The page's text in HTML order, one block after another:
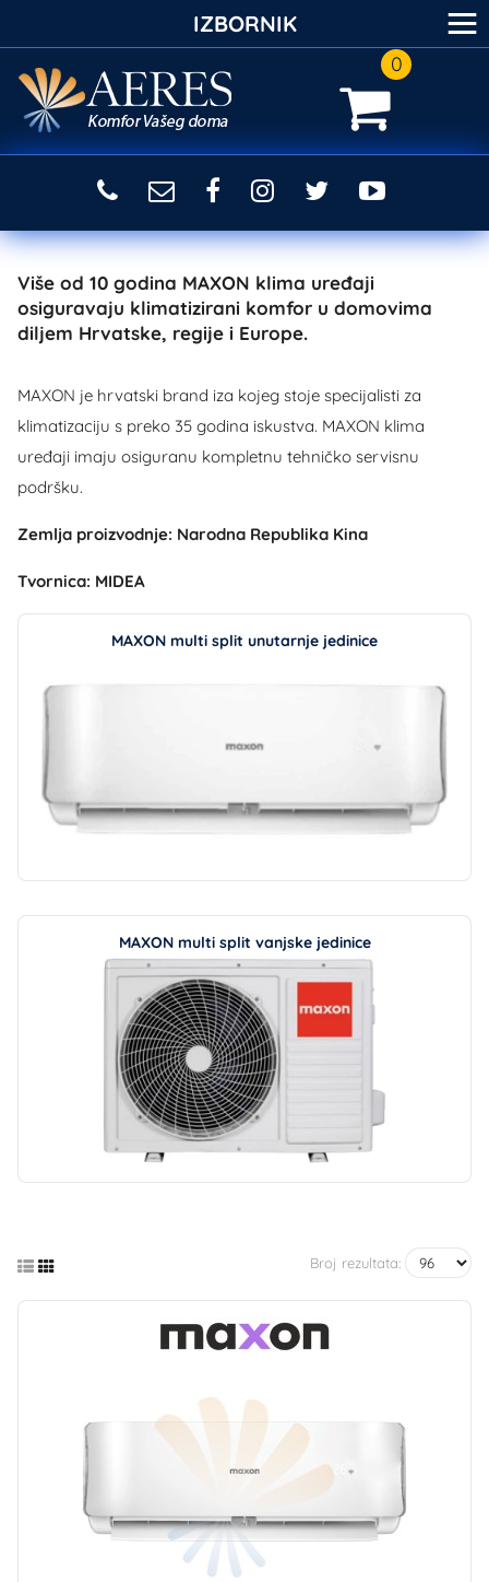
0
Više od 10 godina MAXON klima uređaji
osiguravaju klimatizirani komfor u domovima
diljem Hrvatske, regije i Europe.
MAXON je hrvatski brand iza kojeg stoje specijalisti za
klimatizaciju s preko 35 godina iskustva. MAXON klima
uređaji imaju osiguranu kompletnu tehničko servisnu
podršku.
Zemlja proizvodnje: Narodna Republika Kina
Tvornica: MIDEA
MAXON multi split unutarnje jedinice
MAXON multi split vanjske jedinice
Broj rezultata:
IZBORNIK ≡